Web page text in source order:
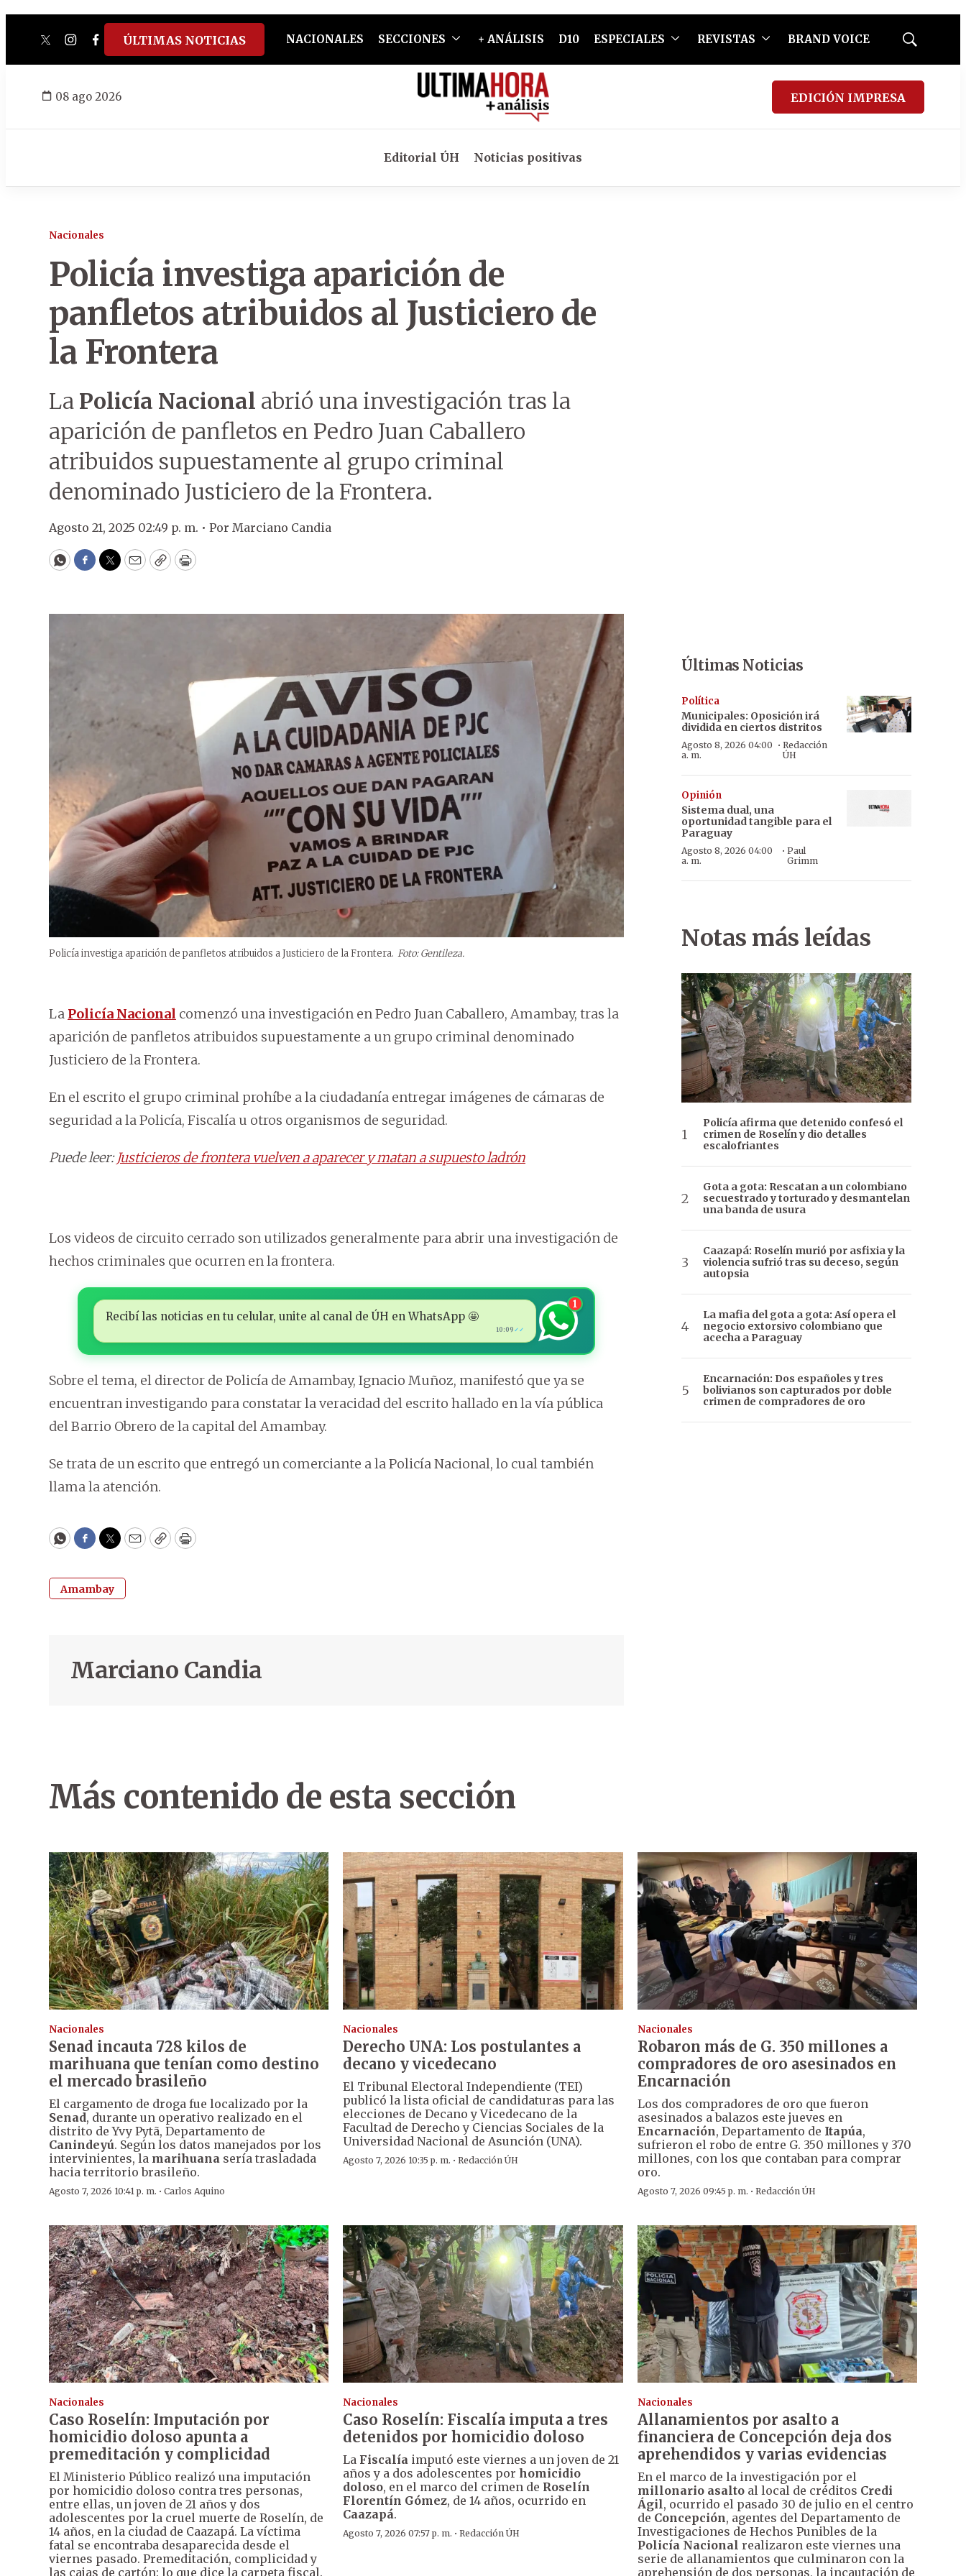
twitterinstagram
facebook
tiktokyoutube
spotify
ÚLTIMAS NOTICIAS NACIONALES SECCIONES + ANÁLISIS D10 ESPECIALES REVISTAS BRAND VOICE
Mostrar
08 ago 2026 EDICIÓN IMPRESA
Editorial ÚH Noticias positivas
Nacionales
Policía investiga aparición de
panfletos atribuidos al Justiciero de
la Frontera
La Policía Nacional abrió una investigación tras la
aparición de panfletos en Pedro Juan Caballero
atribuidos supuestamente al grupo criminal
denominado Justiciero de la Frontera.
Agosto 21, 2025 02:49 p. m. • Por Marciano Candia
WhatsApp
Facebook
Twitter
EmailCopyPrint
Policía investiga aparición de panfletos atribuidos a Justiciero de la Frontera. Foto: Gentileza.
La Policía Nacional comenzó una investigación en Pedro Juan Caballero, Amambay, tras la
aparición de panfletos atribuidos supuestamente a un grupo criminal denominado
Justiciero de la Frontera.
En el escrito el grupo criminal prohíbe a la ciudadanía entregar imágenes de cámaras de
seguridad a la Policía, Fiscalía u otros organismos de seguridad.
Puede leer:Justicieros de frontera vuelven a aparecer y matan a supuesto ladrón
Los videos de circuito cerrado son utilizados generalmente para abrir una investigación de
hechos criminales que ocurren en la frontera.
Recibí las noticias en tu celular, unite al canal de ÚH en WhatsApp 🤩
10:09 ✓✓
1
Sobre el tema, el director de Policía de Amambay, Ignacio Muñoz, manifestó que ya se
encuentran investigando para constatar la veracidad del escrito hallado en la vía pública
del Barrio Obrero de la capital del Amambay.
Se trata de un escrito que entregó un comerciante a la Policía Nacional, lo cual también
llama la atención.
WhatsApp
Facebook
Twitter
EmailCopyPrint
Amambay
Marciano Candia
Últimas Noticias
Política
Municipales: Oposición irá
dividida en ciertos distritos
Agosto 8, 2026 04:00
a. m.
· Redacción
ÚH
Opinión
Sistema dual, una
oportunidad tangible para el
Paraguay
Agosto 8, 2026 04:00
a. m.
·Paul
Grimm
Notas más leídas
Policía afirma que detenido confesó el
crimen de Roselín y dio detalles
escalofriantes
Gota a gota: Rescatan a un colombiano
secuestrado y torturado y desmantelan
una banda de usura
Caazapá: Roselín murió por asfixia y la
violencia sufrió tras su deceso, según
autopsia
La mafia del gota a gota: Así opera el
negocio extorsivo colombiano que
acecha a Paraguay
Encarnación: Dos españoles y tres
bolivianos son capturados por doble
crimen de compradores de oro
Más contenido de esta sección
Nacionales
Senad incauta 728 kilos de
marihuana que tenían como destino
el mercado brasileño
El cargamento de droga fue localizado por la
Senad, durante un operativo realizado en el
distrito de Yvy Pytã, Departamento de
Canindeyú. Según los datos manejados por los
intervinientes, la marihuana sería trasladada
hacia territorio brasileño.
Agosto 7, 2026 10:41 p. m. · Carlos Aquino
Nacionales
Derecho UNA: Los postulantes a
decano y vicedecano
El Tribunal Electoral Independiente (TEI)
publicó la lista oficial de candidaturas para las
elecciones de Decano y Vicedecano de la
Facultad de Derecho y Ciencias Sociales de la
Universidad Nacional de Asunción (UNA).
Agosto 7, 2026 10:35 p. m. ·Redacción ÚH
Nacionales
Robaron más de G. 350 millones a
compradores de oro asesinados en
Encarnación
Los dos compradores de oro que fueron
asesinados a balazos este jueves en
Encarnación, Departamento de Itapúa,
sufrieron el robo de entre G. 350 millones y 370
millones, con los que contaban para comprar
oro.
Agosto 7, 2026 09:45 p. m. · Redacción ÚH
Nacionales
Caso Roselín: Imputación por
homicidio doloso apunta a
premeditación y complicidad
El Ministerio Público realizó una imputación
por homicidio doloso contra tres personas,
entre ellas, un joven de 21 años y dos
adolescentes por la cruel muerte de Roselín, de
14 años, en la ciudad de Caazapá. La víctima
fatal se encontraba desaparecida desde el
viernes pasado. Premeditación, complicidad y
las cajas de cartón: lo que dice la carpeta fiscal.
Nacionales
Caso Roselín: Fiscalía imputa a tres
detenidos por homicidio doloso
La Fiscalía imputó este viernes a un joven de 21
años y a dos adolescentes porhomicidio
doloso, en el marco del crimen de Roselín
Florentín Gómez, de 14 años, ocurrido en
Caazapá.
Agosto 7, 2026 07:57 p. m. ·Redacción ÚH
Nacionales
Allanamientos por asalto a
financiera de Concepción deja dos
aprehendidos y varias evidencias
En el marco de la investigación por el
millonario asaltoal local de créditos Credi
Ágil, ocurrido el pasado 30 de julio en el centro
de Concepción, agentes del Departamento de
Investigaciones de Hechos Punibles de la
Policía Nacional realizaron este viernes una
serie de allanamientos que culminaron con la
aprehensión de dos personas, la incautación de